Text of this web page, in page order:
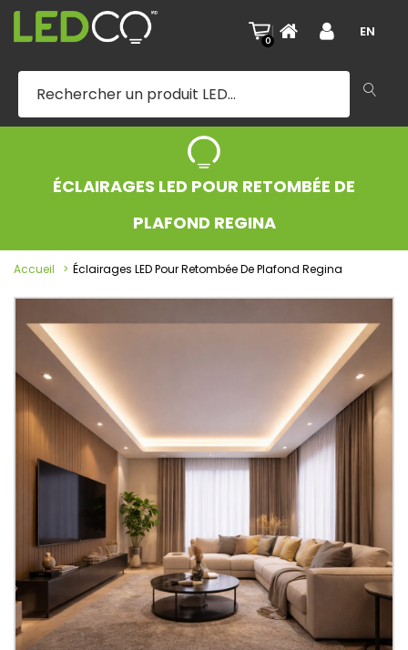
0
| EN
ÉCLAIRAGES LED POUR RETOMBÉE DE
PLAFOND REGINA
Accueil Éclairages LED Pour Retombée De Plafond Regina